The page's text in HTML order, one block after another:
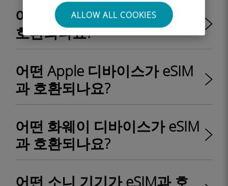
ALLOW ALL COOKIES
어떤 삼성 디바이스가 eSIM과
호환되나요?
어떤 Apple 디바이스가 eSIM
과 호환되나요?
어떤 화웨이 디바이스가 eSIM
과 호환되나요?
어떤 소니 기기가 eSIM과 호